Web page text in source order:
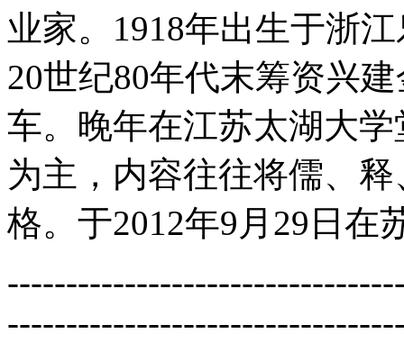
业家。1918年出生于浙
20世纪80年代末筹资兴
车。晚年在江苏太湖大
为主，内容往往将儒、
格。于2012年9月29日在